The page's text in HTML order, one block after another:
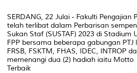
SERDANG, 22 Julai - Fakulti Pengajian
telah terlibat dalam Perbarisan
Sukan Staf (SUSTAF) 2023 di Stadium
FPP bersama beberapa gabungan PTJ
FRSB, FSKTM, FHAS, IDEC, INTROP
memenangi dua (2) hadiah iaitu Motto
Terbaik